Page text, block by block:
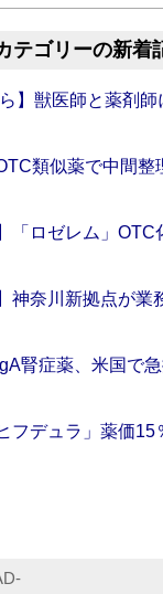
テゴリーの新着
】獣医師と薬剤
類似薬で中間整
「ロゼレム」OTC
神奈川新拠点が業
腎症薬、米国で
フデュラ」薬価15